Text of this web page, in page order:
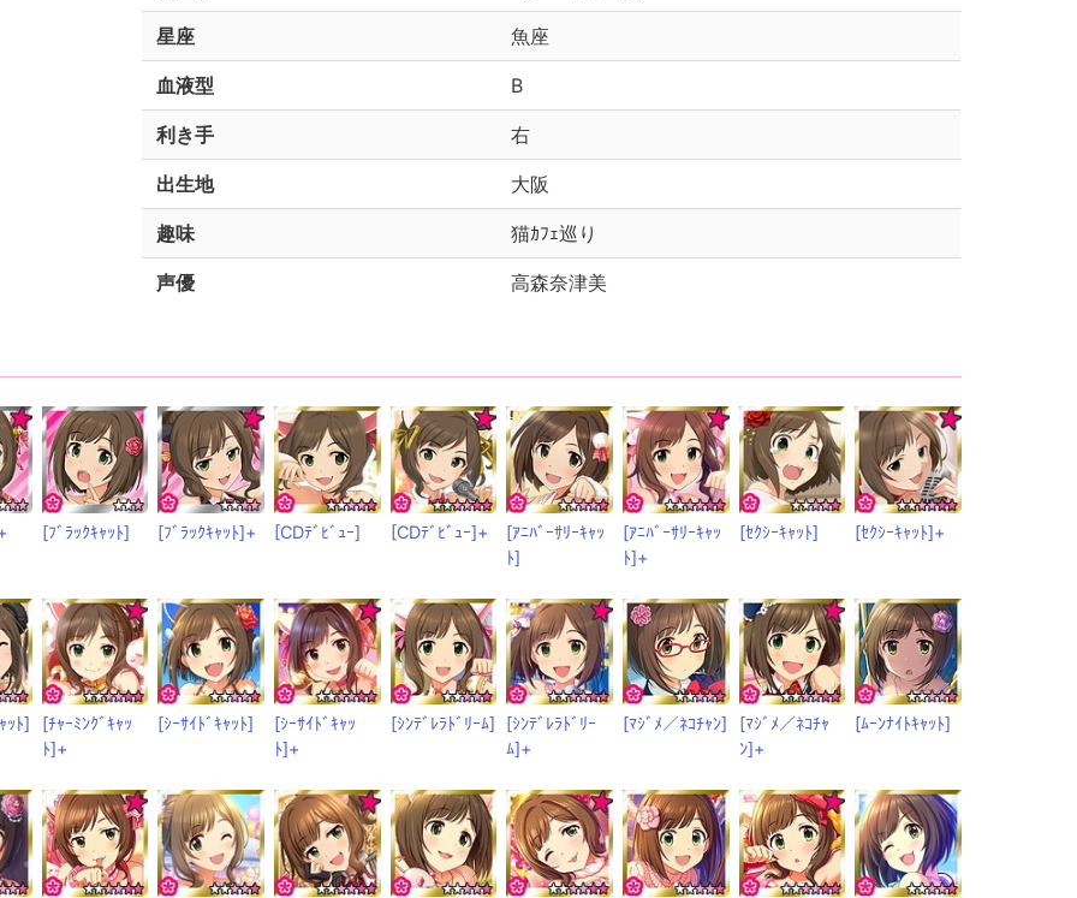
星座 魚座
血液型 B
利き手 右
出生地 大阪
趣味 猫ｶﾌｪ巡り
声優 高森奈津美
[ﾌﾞﾗｯｸｷｬｯﾄ] [ﾌﾞﾗｯｸｷｬｯﾄ]+ [CDﾃﾞﾋﾞｭｰ] [CDﾃﾞﾋﾞｭｰ]+
[ｱﾆﾊﾞｰｻﾘｰｷｬｯ
ﾄ]
[ｱﾆﾊﾞｰｻﾘｰｷｬｯ
ﾄ]+
[ｾｸｼｰｷｬｯﾄ] [ｾｸｼｰｷｬｯﾄ]+
ｯﾄ]
[ﾁｬｰﾐﾝｸﾞｷｬｯ
ﾄ]+
[ｼｰｻｲﾄﾞｷｬｯﾄ]
[ｼｰｻｲﾄﾞｷｬｯ
ﾄ]+
[ｼﾝﾃﾞﾚﾗﾄﾞﾘｰﾑ]
[ｼﾝﾃﾞﾚﾗﾄﾞﾘｰ
ﾑ]+
[ﾏｼﾞﾒ／ﾈｺﾁｬﾝ]
[ﾏｼﾞﾒ／ﾈｺﾁｬ
ﾝ]+
[ﾑｰﾝﾅｲﾄｷｬｯﾄ]